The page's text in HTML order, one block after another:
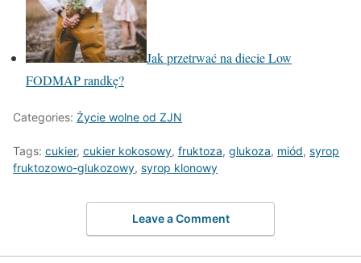
Jak przetrwać na diecie Low
FODMAP randkę?
Categories: Życie wolne od ZJN
Tags: cukier, cukier kokosowy, fruktoza, glukoza, miód, syrop
fruktozowo-glukozowy, syrop klonowy
Leave a Comment